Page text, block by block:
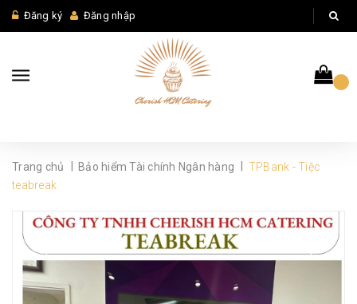
Đăng ký Đăng nhập
Trang chủ Bảo hiểm Tài chính Ngân hàng
TPBank - Tiệc
teabreak